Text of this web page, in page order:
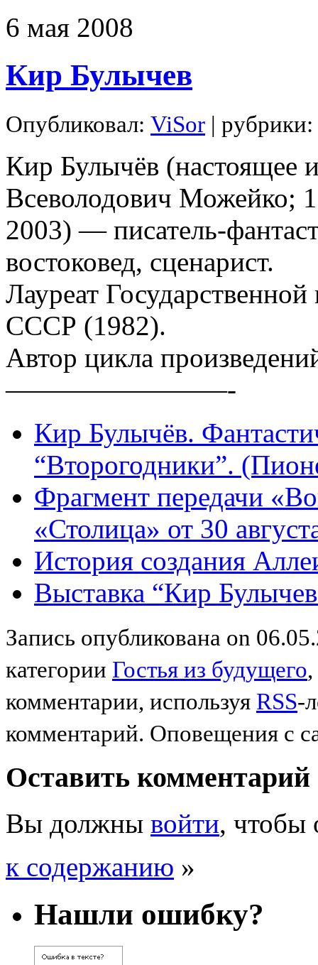
6 мая 2008
Кир Булычев
Опубликовал: ViSor | рубрики:
Кир Булычёв (настоящее
Всеволодович Можейко;
2003) — писатель-
востоковед, сценарист.
Лауреат
СССР (1982).
Автор цикла
————————-
Кир Булычёв.
“Второгодники”.
Фрагмент передачи
«Столица» от 30
История создания
Выставка “Кир
Запись опубликована on
категории Гостья из будущего,
комментарии, используя RSS-
комментарий. Оповещения с
Оставить комментарий
Вы должны войти, чтобы
к содержанию »
Нашли ошибку?